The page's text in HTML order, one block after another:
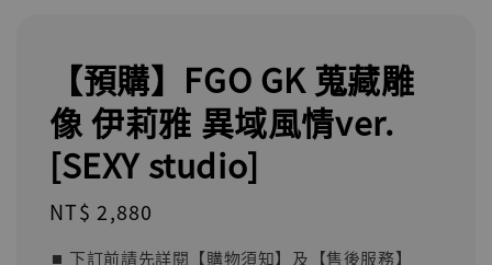
【預購】FGO GK 蒐藏雕
像 伊莉雅 異域風情ver.
[SEXY studio]
Regular
NT$ 2,880
⏹︎ 下訂前請先詳閱【購物須知】及【售後服務】